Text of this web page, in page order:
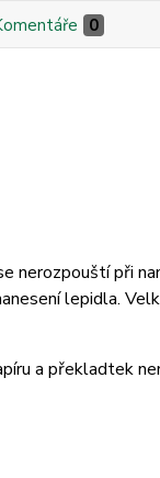
0
nerozpouští při
lepidla.
a překladtek